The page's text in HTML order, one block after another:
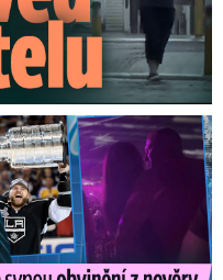
Reakce manželky!